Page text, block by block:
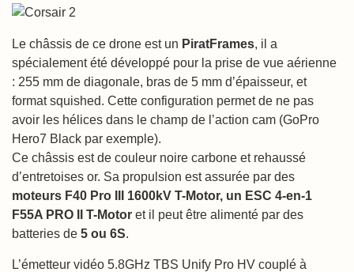
Le châssis de ce drone est un PiratFrames, il a
spécialement été développé pour la prise de vue aérienne
: 255 mm de diagonale, bras de 5 mm d’épaisseur, et
format squished. Cette configuration permet de ne pas
avoir les hélices dans le champ de l’action cam (GoPro
Hero7 Black par exemple).
Ce châssis est de couleur noire carbone et rehaussé
d’entretoises or. Sa propulsion est assurée par des
moteurs F40 Pro III 1600kV T-Motor, un ESC 4-en-1
F55A PRO II T-Motor et il peut être alimenté par des
batteries de 5 ou 6S.
L’émetteur vidéo 5.8GHz TBS Unify Pro HV couplé à